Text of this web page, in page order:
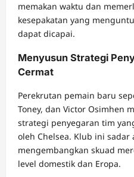
memakan waktu dan
kesepakatan yang
dapat dicapai.
Menyusun Strategi
Cermat
Perekrutan pemain baru
Toney, dan Victor Osimhen
strategi penyegaran tim
oleh Chelsea. Klub ini
mengembangkan skuad
level domestik dan Eropa.